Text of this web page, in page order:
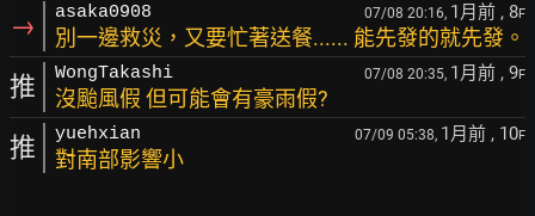
→ asaka0908 07/08 20:16, 1月前 , 8F
別一邊救災，又要忙著送餐...... 能先發的就先發。
推 WongTakashi 07/08 20:35, 1月前 , 9F
沒颱風假 但可能會有豪雨假?
推 yuehxian 07/09 05:38, 1月前 , 10F
對南部影響小